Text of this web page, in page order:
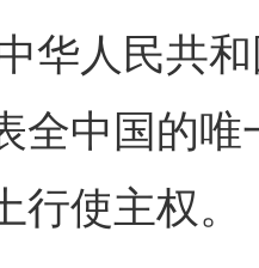
人民共和
全中国的
行使主权。